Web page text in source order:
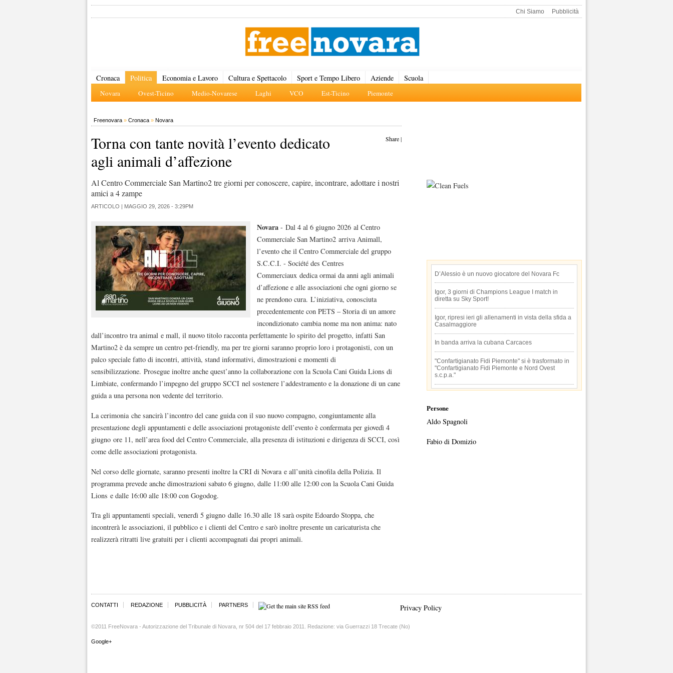
Chi Siamo Pubblicità
Cronaca Politica
Novara Ovest-Ticino Medio-Novarese Laghi VCO Est-Ticino Piemonte
Economia e Lavoro Cultura e Spettacolo Sport e Tempo Libero Aziende Scuola
Freenovara » Cronaca » Novara
Share|
Torna con tante novità l’evento dedicato
agli animali d’affezione
Al Centro Commerciale San Martino2 tre giorni per conoscere, capire, incontrare, adottare i nostri
amici a 4 zampe
ARTICOLO | MAGGIO 29, 2026 - 3:29PM
Novara - Dal 4 al 6 giugno 2026 al Centro
Commerciale San Martino2 arriva Animall,
l’evento che il Centro Commerciale del gruppo
S.C.C.I. - Société des Centres
Commerciaux dedica ormai da anni agli animali
d’affezione e alle associazioni che ogni giorno se
ne prendono cura. L’iniziativa, conosciuta
precedentemente con PETS – Storia di un amore
incondizionato cambia nome ma non anima: nato
dall’incontro tra animal e mall, il nuovo titolo racconta perfettamente lo spirito del progetto, infatti San
Martino2 è da sempre un centro pet-friendly, ma per tre giorni saranno proprio loro i protagonisti, con un
palco speciale fatto di incontri, attività, stand informativi, dimostrazioni e momenti di
sensibilizzazione. Prosegue inoltre anche quest’anno la collaborazione con la Scuola Cani Guida Lions di
Limbiate, confermando l’impegno del gruppo SCCI nel sostenere l’addestramento e la donazione di un cane
guida a una persona non vedente del territorio.
La cerimonia che sancirà l’incontro del cane guida con il suo nuovo compagno, congiuntamente alla
presentazione degli appuntamenti e delle associazioni protagoniste dell’evento è confermata per giovedì 4
giugno ore 11, nell’area food del Centro Commerciale, alla presenza di istituzioni e dirigenza di SCCI, così
come delle associazioni protagonista.
Nel corso delle giornate, saranno presenti inoltre la CRI di Novara e all’unità cinofila della Polizia. Il
programma prevede anche dimostrazioni sabato 6 giugno, dalle 11:00 alle 12:00 con la Scuola Cani Guida
Lions e dalle 16:00 alle 18:00 con Gogodog.
Tra gli appuntamenti speciali, venerdì 5 giugno dalle 16.30 alle 18 sarà ospite Edoardo Stoppa, che
incontrerà le associazioni, il pubblico e i clienti del Centro e sarò inoltre presente un caricaturista che
realizzerà ritratti live gratuiti per i clienti accompagnati dai propri animali.
D’Alessio è un nuovo giocatore del Novara Fc
Igor, 3 giorni di Champions League I match in
diretta su Sky Sport!
Igor, ripresi ieri gli allenamenti in vista della sfida a
Casalmaggiore
In banda arriva la cubana Carcaces
"Confartigianato Fidi Piemonte" si è trasformato in
"Confartigianato Fidi Piemonte e Nord Ovest
s.c.p.a."
Persone
Aldo Spagnoli
Fabio di Domizio
Privacy Policy
CONTATTI REDAZIONE PUBBLICITÀ PARTNERS
©2011 FreeNovara - Autorizzazione del Tribunale di Novara, nr 504 del 17 febbraio 2011. Redazione: via Guerrazzi 18 Trecate (No)
Google+